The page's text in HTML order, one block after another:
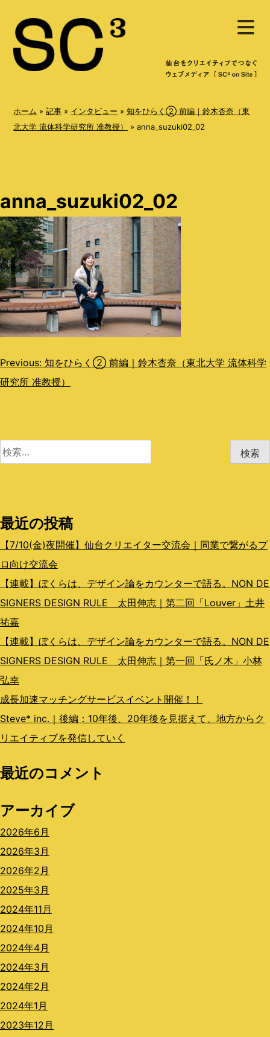
e
n
t
メ
ニ
を
開
く
ホーム »記事 » インタビュー »知をひらく② 前編｜鈴木杏奈（東
北大学 流体科学研究所 准教授）
»anna_suzuki02_02
anna_suzuki02_02
投
稿
ゲ
ョ
ン
Previous: 知をひらく② 前編｜鈴木杏奈（東北大学 流体科学
研究所 准教授）
検
最近の投稿
【7/10(金)夜開催】仙台クリエイター交流会｜同業で繋がるプ
ロ向け交流会
【連載】ぼくらは、デザイン論をカウンターで語る。NON DE
SIGNERS DESIGN RULE 太田伸志｜第二回「Louver」土井
祐嘉
【連載】ぼくらは、デザイン論をカウンターで語る。NON DE
SIGNERS DESIGN RULE 太田伸志｜第一回「氏ノ木」小林
弘幸
成長加速マッチングサービスイベント開催！！
Steve* inc.｜後編：10年後、20年後を見据えて、地方からク
リエイティブを発信していく
最近のコメント
アーカイブ
2026年6月
2026年3月
2026年2月
2025年3月
2024年11月
2024年10月
2024年4月
2024年3月
2024年2月
2024年1月
2023年12月